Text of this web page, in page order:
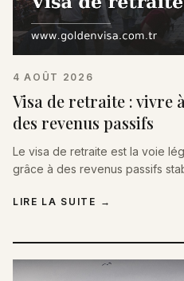
4 AOÛT 2026
Visa de retraite : vivre
des revenus passifs
Le visa de retraite est la voie
grâce à des revenus passifs
LIRE LA SUITE →